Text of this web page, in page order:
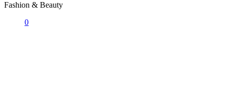
Fashion & Beauty
0